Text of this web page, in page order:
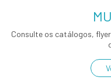
Consulte os catálogos,